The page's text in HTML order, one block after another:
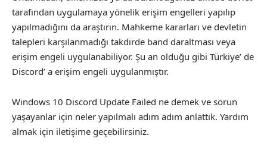
tarafından uygulamaya yönelik erişim engelleri yapılıp
yapılmadığını da araştırın. Mahkeme kararları ve devletin
talepleri karşılanmadığı takdirde band daraltması veya
erişim engeli uygulanabiliyor. Şu an olduğu gibi Türkiye’ de
Discord’ a erişim engeli uygulanmıştır.
Windows 10 Discord Update Failed ne demek ve sorun
yaşayanlar için neler yapılmalı adım adım anlattık. Yardım
almak için iletişime geçebilirsiniz.